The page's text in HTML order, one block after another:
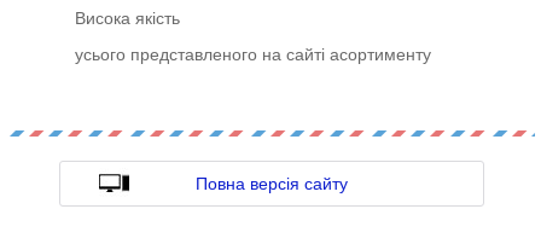
Висока якість
усього представленого на сайті асортименту
Повна версія сайту